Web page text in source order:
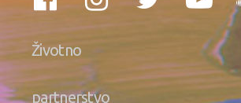
Životno
partnerstvo